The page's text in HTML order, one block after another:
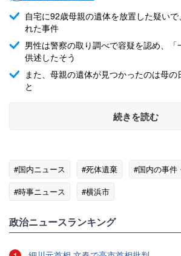
自宅に92歳母親の遺体を放置した疑い
れた事件
男性は警察の取り調べで容疑を認め、「
供述したそう
また、母親の遺体が見つかったのは母の
と
続きを読む
#国内ニュース #死体遺棄
#国内の事件
#時事ニュース
#横浜市
政治ニュースランキング